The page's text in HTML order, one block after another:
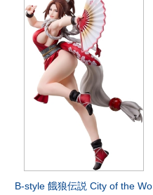
B-style 餓狼伝説 City of the Wo